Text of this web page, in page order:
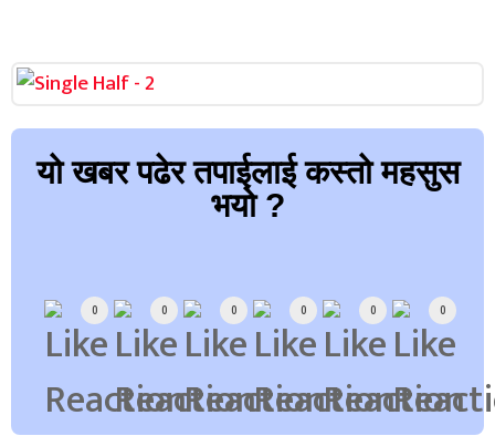
यो खबर पढेर तपाईलाई कस्तो महसुस
भयो ?
0 0 0 0 0 0